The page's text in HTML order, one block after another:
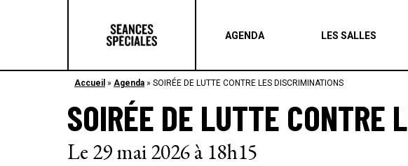
AGENDA LES SALLES
Accueil » Agenda » SOIRÉE DE LUTTE CONTRE LES DISCRIMINATIONS
SOIRÉE DE LUTTE CONTRE
Le 29 mai 2026 à 18h15